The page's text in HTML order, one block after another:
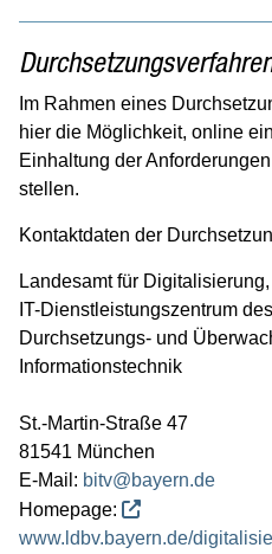
Im Rahmen eines
hier die Möglichkeit, online
Einhaltung der
stellen.
Kontaktdaten der
Landesamt für
IT-Dienstleistungszentrum
Durchsetzungs- und
Informationstechnik
St.-Martin-Straße 47
81541 München
E-Mail: bitv@bayern.de
Homepage:
www.ldbv.bayern.de/